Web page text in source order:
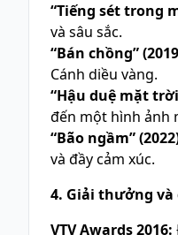
“Tiếng sét trong
và sâu sắc.
“Bán chồng”
Cánh diều vàng.
“Hậu duệ mặt
đến một hình ảnh
“Bão ngầm”
và đầy cảm xúc.
4. Giải thưởng và
VTV Awards 2016: